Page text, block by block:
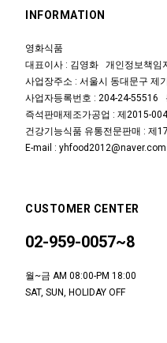
INFORMATION
영화식품
대표이사 : 김영화 개인정보책임
사업장주소 : 서울시 동대문구 제
사업자등록번호 : 204-24-55516
즉석판매제조가공업 : 제2015-
건강기능식품 유통전문판매 : 제
E-mail : yhfood2012@naver.com
CUSTOMER CENTER
02-959-0057~8
월~금 AM 08:00-PM 18:00
SAT, SUN, HOLIDAY OFF